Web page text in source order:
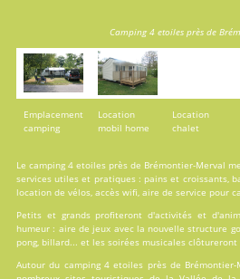
Camping 4 etoiles près de
Emplacement
camping
Location
mobil home
Location
chalet
Le camping 4 etoiles près de Brémontier-Merval
servicesutiles et pratiques : pains et croissants,
location de vélos, accès wifi, aire de service pour
Petits et grands profiteront d'activités et
humeur : aire de jeux avec la nouvelle structure
pong, billard... et les soirées musicales
Autour du camping 4 etoiles près de